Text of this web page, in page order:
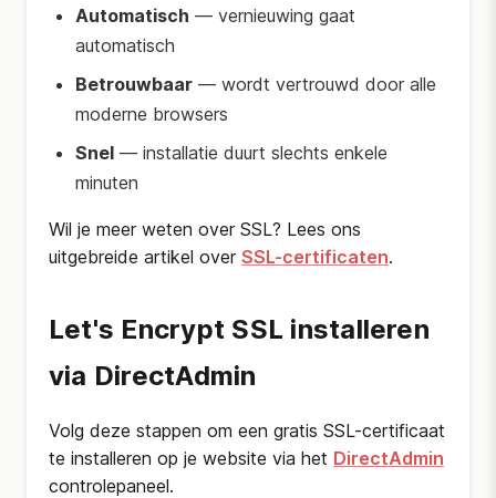
Automatisch — vernieuwing gaat
automatisch
Betrouwbaar — wordt vertrouwd door alle
moderne browsers
Snel — installatie duurt slechts enkele
minuten
Wil je meer weten over SSL? Lees ons
uitgebreide artikel over SSL-certificaten.
Let's Encrypt SSL installeren
via DirectAdmin
Volg deze stappen om een gratis SSL-certificaat
te installeren op je website via het DirectAdmin
controlepaneel.